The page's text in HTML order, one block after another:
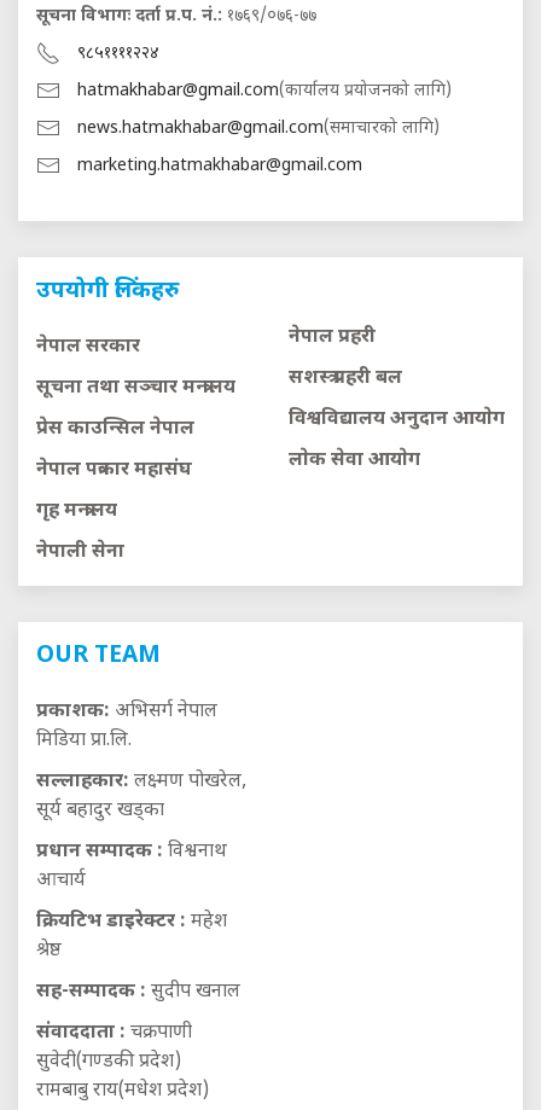
सूचना विभागः दर्ता प्र.प. नं.: १७६९/०७६-७७
९८५११११२२४
hatmakhabar@gmail.com(कार्यालय प्रयोजनको लागि)
news.hatmakhabar@gmail.com(समाचारको लागि)
marketing.hatmakhabar@gmail.com
उपयोगी लिंकहरु
नेपाल सरकार
सूचना तथा सञ्चार मन्त्रालय
प्रेस काउन्सिल नेपाल
नेपाल पत्रकार महासंघ
गृह मन्त्रालय
नेपाली सेना
नेपाल प्रहरी
सशस्त्र प्रहरी बल
विश्वविद्यालय अनुदान आयाेग
लाेक सेवा आयाेग
OUR TEAM
प्रकाशक: अभिसर्ग नेपाल
मिडिया प्रा.लि.
सल्लाहकार: लक्ष्मण पोखरेल,
सूर्य बहादुर खड्का
प्रधान सम्पादक : विश्वनाथ
आचार्य
क्रियटिभ डाइरेक्टर : महेश
श्रेष्ठ
सह-सम्पादक : सुदीप खनाल
संवाददाता : चक्रपाणी
सुवेदी(गण्डकी प्रदेश)
रामबाबु राय(मधेश प्रदेश)